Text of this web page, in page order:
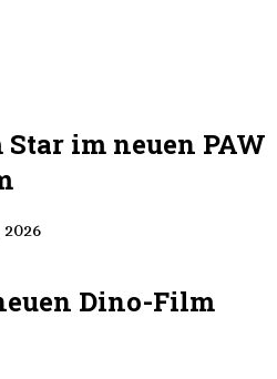
im neuen PAW
Dino-Film